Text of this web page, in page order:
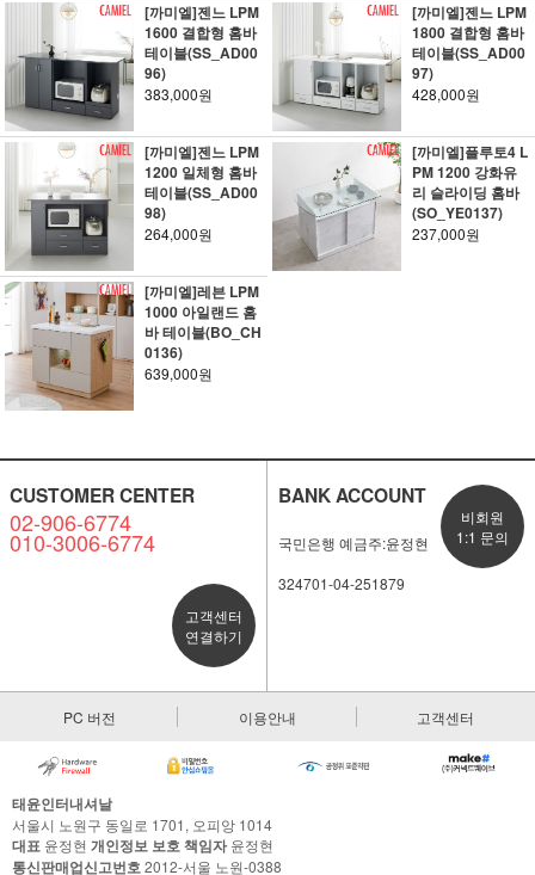
[까미엘]젠느 LPM
1600 결합형 홈바
테이블(SS_AD00
96)
383,000원
[까미엘]젠느 LPM
1800 결합형 홈바
테이블(SS_AD00
97)
428,000원
[까미엘]젠느 LPM
1200 일체형 홈바
테이블(SS_AD00
98)
264,000원
[까미엘]플루토4 L
PM 1200 강화유
리 슬라이딩 홈바
(SO_YE0137)
237,000원
[까미엘]레븐 LPM
1000 아일랜드 홈
바 테이블(BO_CH
0136)
639,000원
CUSTOMER CENTER
02-906-6774
010-3006-6774
고객센터
연결하기
BANK ACCOUNT
국민은행 예금주:윤정현
324701-04-251879
비회원
1:1 문의
PC 버전 이용안내 고객센터
태윤인터내셔날
서울시 노원구 동일로 1701, 오피앙 1014
대표 윤정현 개인정보 보호 책임자윤정현
통신판매업신고번호2012-서울 노원-0388